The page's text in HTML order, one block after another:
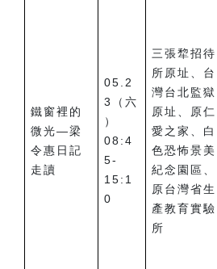
鐵窗裡的
微光—梁
令惠日記
走讀
05.2
3（六
）
08:4
5-
15:1
0
三張犂招待
所原址、台
灣台北監獄
原址、原仁
愛之家、白
色恐怖景美
紀念園區、
原台灣省生
產教育實驗
所